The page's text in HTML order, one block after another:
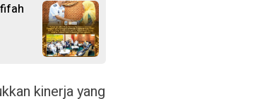
kinerja yang